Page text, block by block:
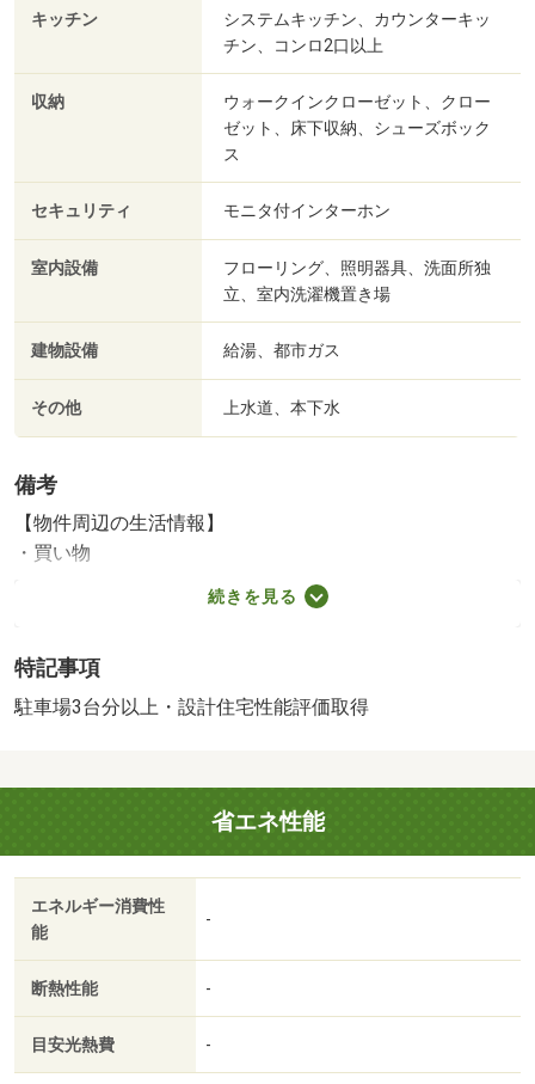
キッチン
システムキッチン、カウンターキッ
チン、コンロ2口以上
収納
ウォークインクローゼット、クロー
ゼット、床下収納、シューズボック
ス
セキュリティ モニタ付インターホン
室内設備
フローリング、照明器具、洗面所独
立、室内洗濯機置き場
建物設備 給湯、都市ガス
その他 上水道、本下水
備考
【物件周辺の生活情報】
・買い物
スーパー（1,070m）、コンビニ（350m）、ドラッグスト
公園（760m）、常葉大学附属たちばな幼稚園（590m）
◎４ＬＤＫ＋サービスルーム◎車３台駐車可能◎広々とし
国土法届出：不要
法令等制限：高度地区・景観法・宅地造成工事規制区域・
法２２条区域・特定都市河川浸水被害対策法
続きを見る
特記事項
駐車場3台分以上・設計住宅性能評価取得
省エネ性能
エネルギー消費性
能
-
断熱性能 -
目安光熱費 -